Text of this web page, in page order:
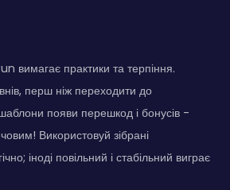
вимагає практики та терпіння.
перш ніж переходити до
появи перешкод і бонусів -
Використовуй зібрані
іноді повільний і стабільний виграє